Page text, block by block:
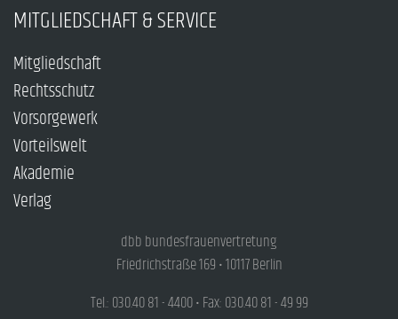
MITGLIEDSCHAFT & SERVICE
Mitgliedschaft
Rechtsschutz
Vorsorgewerk
Vorteilswelt
Akademie
Verlag
dbb bundesfrauenvertretung
Friedrichstraße 169 • 10117 Berlin
Tel.: 030.40 81 - 4400 • Fax: 030.40 81 - 49 99